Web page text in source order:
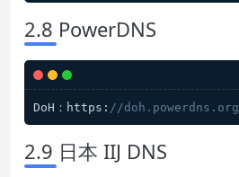
2.8 PowerDNS
DoH：https: //doh.powerdns.org
2.9 日本 IIJ DNS